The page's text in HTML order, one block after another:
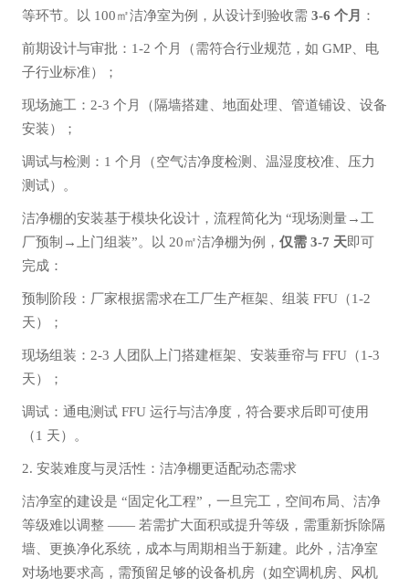
等环节。以 100㎡洁净室为例，从设计到验收需 3-6 个月 ：
前期设计与审批：1-2 个月（需符合行业规范，如 GMP、电
子行业标准）；
现场施工：2-3 个月（隔墙搭建、地面处理、管道铺设、设备
安装）；
调试与检测：1 个月（空气洁净度检测、温湿度校准、压力
测试）。
洁净棚的安装基于模块化设计，流程简化为 “现场测量→工
厂预制→上门组装”。以 20㎡洁净棚为例， 仅需 3-7 天即可
完成：
预制阶段：厂家根据需求在工厂生产框架、组装 FFU（1-2
天）；
现场组装：2-3 人团队上门搭建框架、安装垂帘与 FFU（1-3
天）；
调试：通电测试 FFU 运行与洁净度，符合要求后即可使用
（1 天）。
2. 安装难度与灵活性：洁净棚更适配动态需求
洁净室的建设是 “固定化工程”，一旦完工，空间布局、洁净
等级难以调整 —— 若需扩大面积或提升等级，需重新拆除隔
墙、更换净化系统，成本与周期相当于新建。此外，洁净室
对场地要求高，需预留足够的设备机房（如空调机房、风机